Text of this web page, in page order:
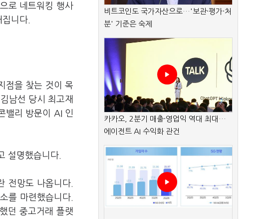
로 네트워킹 행사
집니다.
점을 찾는 것이 목
남선 당시 최고재
밸리 방문이 AI 인
설명했습니다.
전망도 나옵니다.
를 마련했습니다.
던 중고거래 플랫
비트코인도 국가자산으로…'보관·평가·처
분' 기준은 숙제
카카오, 2분기 매출·영업익 역대 최대…
에이전트 AI 수익화 관건